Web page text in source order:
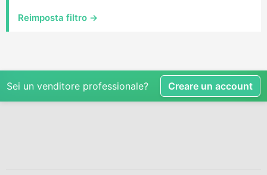
Reimposta filtro →
Sei un venditore professionale? Creare un account